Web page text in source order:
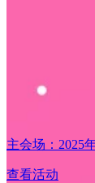
主会场：2025
查看活动